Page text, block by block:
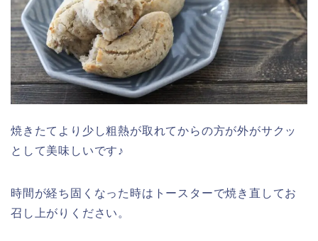
焼きたてより少し粗熱が取れてからの方が外がサクッ
として美味しいです♪
時間が経ち固くなった時はトースターで焼き直してお
召し上がりください。